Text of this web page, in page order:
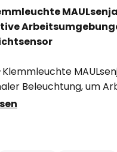
Klemmleuchte
Beleuchtung, um
aus hochwertigem
LED-Lichtquelle